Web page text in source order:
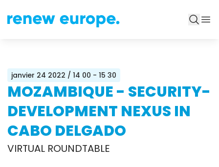
janvier 24 2022 / 14 00 - 15 30
MOZAMBIQUE - SECURITY-
DEVELOPMENT NEXUS IN
CABO DELGADO
VIRTUAL ROUNDTABLE